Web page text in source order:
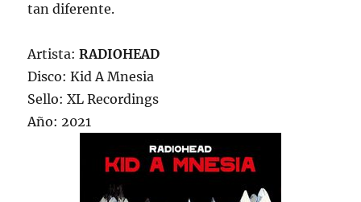
tan diferente.
Artista:RADIOHEAD
Disco: Kid A Mnesia
Sello: XL Recordings
Año: 2021